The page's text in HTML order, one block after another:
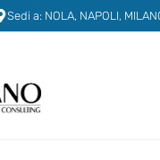
Sedi a: NOLA, NAPOLI,